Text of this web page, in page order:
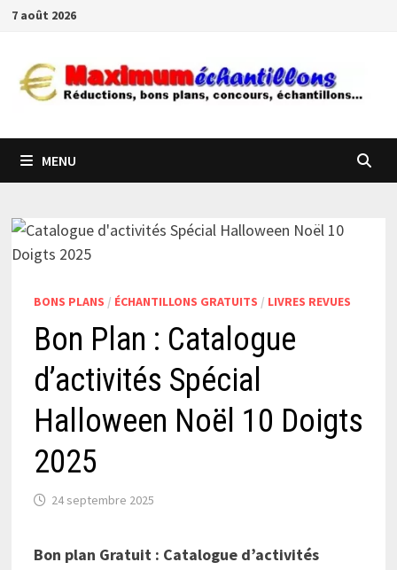
Passer
contenu
7 août 2026
MENU
BONS PLANS / ÉCHANTILLONS GRATUITS / LIVRES REVUES
Bon Plan : Catalogue
d’activités Spécial
Halloween Noël 10 Doigts
2025
24 septembre 2025
Bon plan Gratuit : Catalogue d’activités